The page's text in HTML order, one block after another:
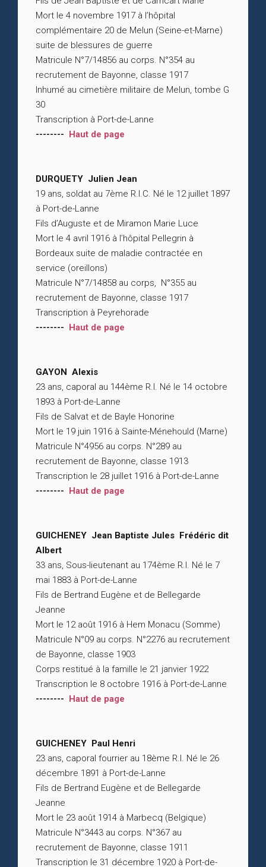
Mort le 4 novembre 1917 à l’hôpital
complémentaire 20 de Melun (Seine-et-Marne)
suite de blessures de guerre
Matricule N°7/14856 au corps. N°354 au
recrutement de Bayonne, classe 1917
Inhumé au cimetière militaire de Melun, tombe G
30
Transcription à Port-de-Lanne
-------- Haut de page
DURQUETY Julien Jean
19 ans, soldat au 7ème R.I.C. Né le 12 juillet 1897
à Port-de-Lanne
Fils d’Auguste et de Miramon Marie Luce
Mort le 4 avril 1916 à l’hôpital Pellegrin à
Bordeaux suite de maladie contractée en
service (oreillons)
Matricule N°7/14858 au corps, N°355 au
recrutement de Bayonne, classe 1917
Transcription à Peyrehorade
-------- Haut de page
GAYON Alexis
23 ans, caporal au 144ème R.I. Né le 14 octobre
1893 à Port-de-Lanne
Fils de Salvat et de Bayle Honorine
Mort le 19 juin 1916 à Sainte-Ménehould (Marne)
Matricule N°4956 au corps. N°289 au
recrutement de Bayonne, classe 1913
Transcription le 28 juillet 1916 à Port-de-Lanne
-------- Haut de page
GUICHENEY Jean Baptiste Jules Frédéric dit
Albert
33 ans, Sous-lieutenant au 174ème R.I. Né le 7
mai 1883 à Port-de-Lanne
Fils de Bertrand Eugène et de Bellegarde
Jeanne
Mort le 12 août 1916 à Hem Monacu (Somme)
Matricule N°09 au corps. N°2276 au recrutement
de Bayonne, classe 1903
Corps restitué à la famille le 21 janvier 1922
Transcription le 8 octobre 1916 à Port-de-Lanne
-------- Haut de page
GUICHENEY Paul Henri
23 ans, caporal fourrier au 18ème R.I. Né le 26
décembre 1891 à Port-de-Lanne
Fils de Bertrand Eugène et de Bellegarde
Jeanne
Mort le 23 août 1914 à Marbecq (Belgique)
Matricule N°3443 au corps. N°367 au
recrutement de Bayonne, classe 1911
Transcription le 31 décembre 1920 à Port-de-